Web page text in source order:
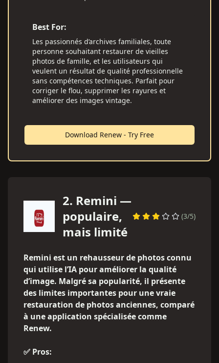
Best For:
Les passionnés d’archives familiales, toute
personne souhaitant restaurer de vieilles
photos de famille, et les utilisateurs qui
veulent un résultat de qualité professionnelle
sans compétences techniques. Parfait pour
corriger le flou, supprimer les rayures et
améliorer des images vintage.
Download Renew - Try Free
2. Remini —
populaire,
mais limité
(3/5)
Remini est un rehausseur de photos connu
qui utilise l’IA pour améliorer la qualité
d’image. Malgré sa popularité, il présente
des limites importantes pour une vraie
restauration de photos anciennes, comparé
à une application spécialisée comme
Renew.
✅ Pros: